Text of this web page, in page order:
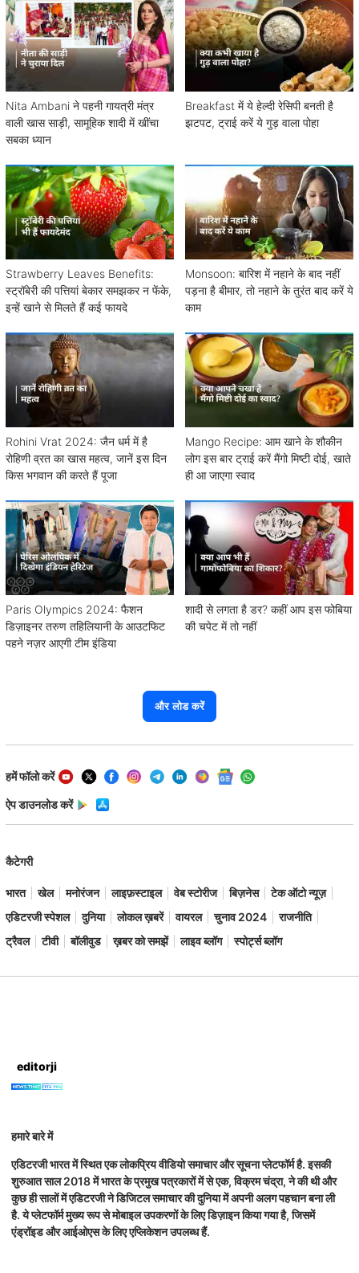
Nita Ambani ने पहनी गायत्री मंत्र
वाली खास साड़ी, सामूहिक शादी में खींचा
सबका ध्यान
Breakfast में ये हेल्दी रेसिपी बनती है
झटपट, ट्राई करें ये गुड़ वाला पोहा
Strawberry Leaves Benefits:
स्ट्रॉबेरी की पत्तियां बेकार समझकर न फेंके,
इन्हें खाने से मिलते हैं कई फायदे
Monsoon: बारिश में नहाने के बाद नहीं
पड़ना है बीमार, तो नहाने के तुरंत बाद करें ये
काम
Rohini Vrat 2024: जैन धर्म में है
रोहिणी व्रत का खास महत्व, जानें इस दिन
किस भगवान की करते हैं पूजा
Mango Recipe: आम खाने के शौकीन
लोग इस बार ट्राई करें मैंगो मिष्टी दोई, खाते
ही आ जाएगा स्वाद
Paris Olympics 2024: फैशन
डिज़ाइनर तरुण तहिलियानी के आउटफिट
पहने नज़र आएगी टीम इंडिया
शादी से लगता है डर? कहीं आप इस फोबिया
की चपेट में तो नहीं
और लोड करें
हमें फॉलो करें
ऐप डाउनलोड करें
कैटेगरी
भारत खेल मनोरंजन लाइफ़स्टाइल वेब स्टोरीज बिज़नेस
टेक ऑटो न्यूज़
एडिटरजी स्पेशल
दुनिया लोकल ख़बरें वायरल चुनाव 2024
राजनीति
ट्रैवल
टीवी बॉलीवुड ख़बर को समझें लाइव ब्लॉग स्पोर्ट्स ब्लॉग
editorji
हमारे बारे में
एडिटरजी भारत में स्थित एक लोकप्रिय वीडियो समाचार और सूचना प्लेटफॉर्म है. इसकी
शुरुआत साल 2018 में भारत के प्रमुख पत्रकारों में से एक, विक्रम चंद्रा, ने की थी और
कुछ ही सालों में एडिटरजी ने डिजिटल समाचार की दुनिया में अपनी अलग पहचान बना ली
है. ये प्लेटफॉर्म मुख्य रूप से मोबाइल उपकरणों के लिए डिज़ाइन किया गया है, जिसमें
एंड्रॉइड और आईओएस के लिए एप्लिकेशन उपलब्ध हैं.